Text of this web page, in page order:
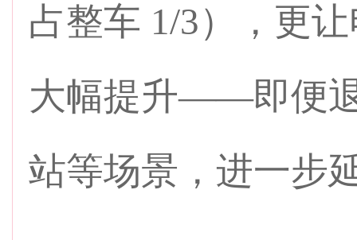
占整车 1/3），更
大幅提升——即便
站等场景，进一步